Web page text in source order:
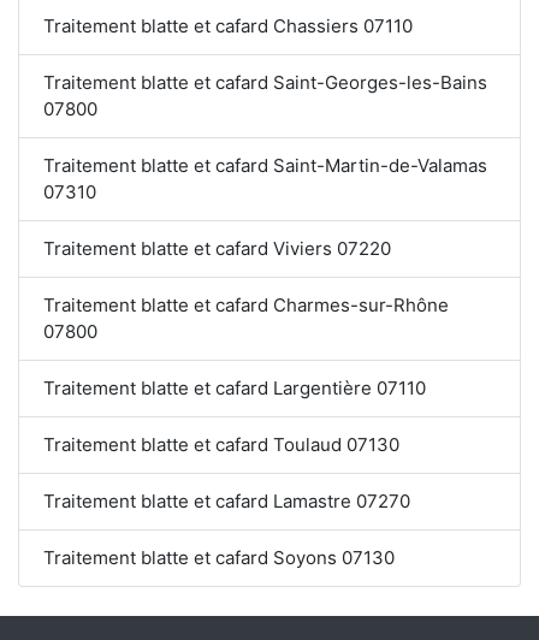
Traitement blatte et cafard Chassiers 07110
Traitement blatte et cafard Saint-Georges-les-Bains
07800
Traitement blatte et cafard Saint-Martin-de-Valamas
07310
Traitement blatte et cafard Viviers 07220
Traitement blatte et cafard Charmes-sur-Rhône
07800
Traitement blatte et cafard Largentière 07110
Traitement blatte et cafard Toulaud 07130
Traitement blatte et cafard Lamastre 07270
Traitement blatte et cafard Soyons 07130